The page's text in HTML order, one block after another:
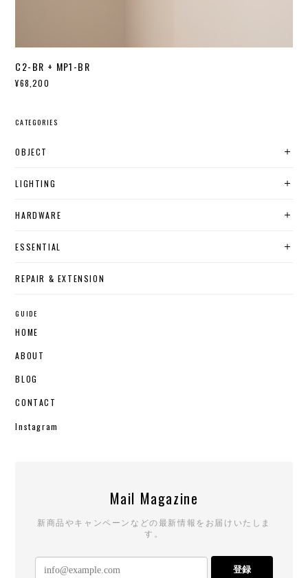
C2-BR + MP1-BR
¥68,200
CATEGORIES
OBJECT
LIGHTING
HARDWARE
ESSENTIAL
REPAIR & EXTENSION
GUIDE
HOME
ABOUT
BLOG
CONTACT
Instagram
Mail Magazine
新商品やキャンペーンなどの最新情報をお届けいたしま
す。
登録